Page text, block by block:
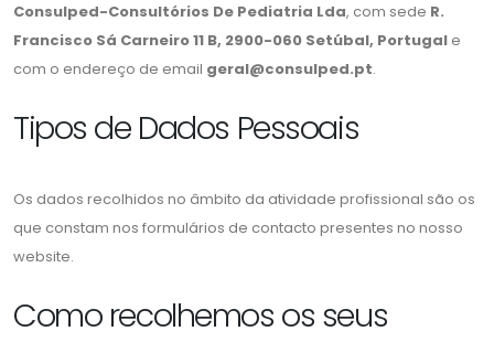
Consulped-Consultórios De Pediatria Lda, com sede R.
Francisco Sá Carneiro 11 B, 2900-060 Setúbal, Portugal e
com o endereço de email geral@consulped.pt.
Tipos de Dados Pessoais
Os dados recolhidos no âmbito da atividade profissional são os
que constam nos formulários de contacto presentes no nosso
website.
Como recolhemos os seus